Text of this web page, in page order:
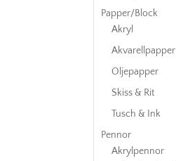
Papper/Block
Akryl
Akvarellpapper
Oljepapper
Skiss & Rit
Tusch & Ink
Pennor
Akrylpennor